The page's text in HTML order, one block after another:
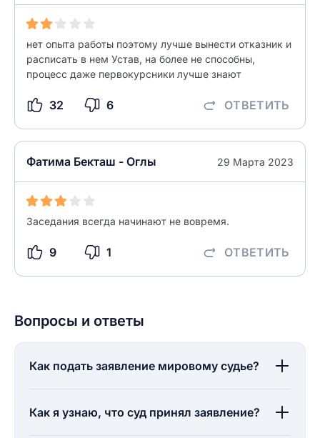
нет опыта работы поэтому лучше вынести отказник и
расписать в нем Устав, на более не способны,
процесс даже первокурсники лучше знают
32 6 ОТВЕТИТЬ
Фатима Бекташ - Оглы 29 Марта 2023
Заседания всегда начинают не вовремя.
9 1 ОТВЕТИТЬ
0/500
0/500
ОСТАВИТЬ ОТЗЫВ
Вопросы и ответы
Как подать заявление мировому судье?
Как я узнаю, что суд принял заявление?
НАЙТИ МЕНЯ